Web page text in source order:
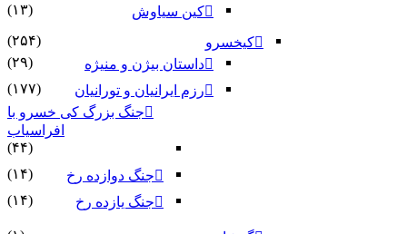
کین سیاوش
(۱۳)
کیخسرو
(۲۵۴)
داستان بیژن و منیژه
(۲۹)
رزم ایرانیان و تورانیان
(۱۷۷)
جنگ بزرگ کی خسرو با
افراسیاب
(۴۴)
جنگ دوازده رخ
(۱۴)
جنگ یازده رخ
(۱۴)